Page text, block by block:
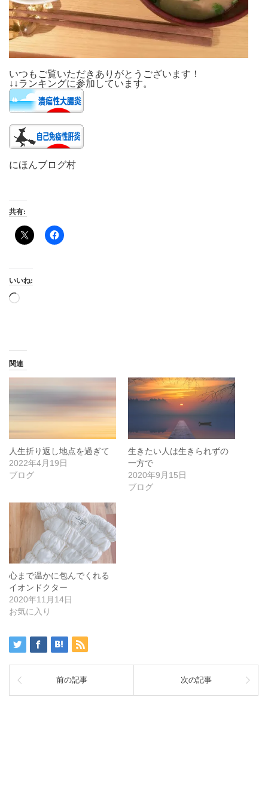
いつもご覧いただきありがとうございます！
↓↓ランキングに参加しています。
にほんブログ村
共有:
いいね:
読
関連
人生折り返し地点を過ぎて
2022年4月19日
ブログ
生きたい人は生きられずの
一方で
2020年9月15日
ブログ
心まで温かに包んでくれる
イオンドクター
2020年11月14日
お気に入り
前の記事 次の記事